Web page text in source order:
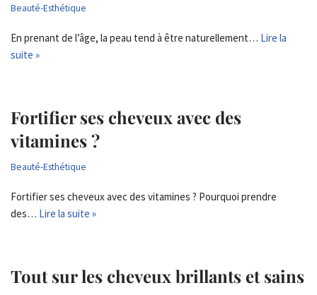
Beauté-Esthétique
En prenant de l’âge, la peau tend à être naturellement… Lire la
suite »
Fortifier ses cheveux avec des
vitamines ?
Beauté-Esthétique
Fortifier ses cheveux avec des vitamines ? Pourquoi prendre
des… Lire la suite »
Tout sur les cheveux brillants et sains